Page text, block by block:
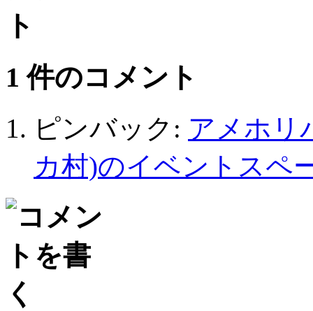
1 件のコメント
ピンバック: アメホリ
カ村)のイベントスペ